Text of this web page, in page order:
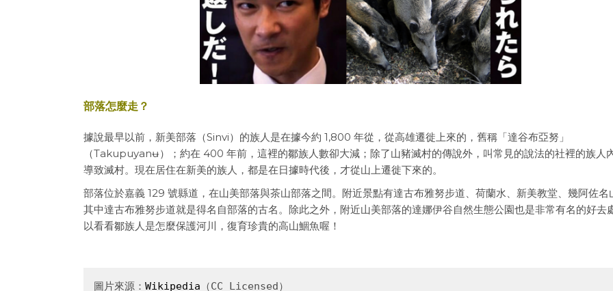
部落怎麼走？
據說最早以前，新美部落（Sinvi）的族人是在據今約 1,800 年從，從高雄遷徙上來的，舊稱「達谷布亞努」
（Takupuyanʉ）；約在 400 年前，這裡的鄒族人數卻大減；除了山豬滅村的傳說外，叫常見的說法的社裡的族人
導致滅村。現在居住在新美的族人，都是在日據時代後，才從山上遷徙下來的。
部落位於嘉義 129 號縣道，在山美部落與茶山部落之間。附近景點有達古布雅努步道、荷蘭水、新美教堂、幾阿佐名
其中達古布雅努步道就是得名自部落的古名。除此之外，附近山美部落的達娜伊谷自然生態公園也是非常有名的好去
以看看鄒族人是怎麼保護河川，復育珍貴的高山鯝魚喔！
圖片來源： Wikipedia （CC Licensed）